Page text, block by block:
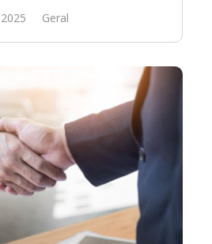
Geral